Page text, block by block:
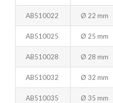
AB510022 Ø 22 mm
AB510025 Ø 25 mm
AB510028 Ø 28 mm
AB510032 Ø 32 mm
AB510035 Ø 35 mm